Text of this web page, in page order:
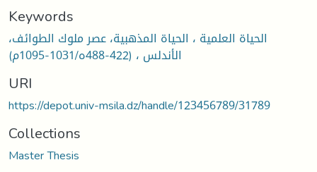
Keywords
الحياة العلمية ، الحياة المذهبية، عصر ملوك الطوائف،
الأندلس ، (422-488ه/1031-1095م)
URI
https://depot.univ-msila.dz/handle/123456789/31789
Collections
Master Thesis